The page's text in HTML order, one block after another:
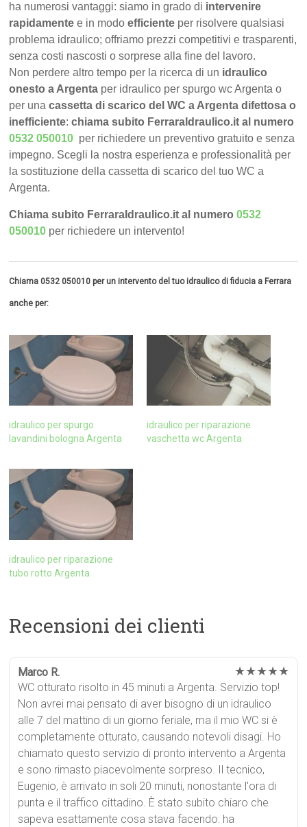
ha numerosi vantaggi: siamo in grado di intervenire
rapidamente e in modoefficiente per risolvere qualsiasi
problema idraulico; offriamo prezzi competitivi e trasparenti,
senza costi nascosti o sorprese alla fine del lavoro.
Non perdere altro tempo per la ricerca di un idraulico
onesto a Argenta per idraulico per spurgo wc Argenta o
per unacassetta di scarico del WC a Argenta difettosa o
inefficiente:chiama subito FerraraIdraulico.it al numero
0532 050010 per richiedere un preventivo gratuito e senza
impegno. Scegli la nostra esperienza e professionalità per
la sostituzione della cassetta di scarico del tuo WC a
Argenta.
Chiama subito FerraraIdraulico.it al numero0532
050010 per richiedere un intervento!
Chiama 0532 050010 per un intervento del tuo idraulico di fiducia a Ferrara
anche per:
idraulico per spurgo
lavandini bologna Argenta
idraulico per riparazione
vaschetta wc Argenta
idraulico per riparazione
tubo rotto Argenta
Recensioni dei clienti
Marco R. ★★★★★
WC otturato risolto in 45 minuti a Argenta. Servizio top!
Non avrei mai pensato di aver bisogno di un idraulico
alle 7 del mattino di un giorno feriale, ma il mio WC si è
completamente otturato, causando notevoli disagi. Ho
chiamato questo servizio di pronto intervento a Argenta
e sono rimasto piacevolmente sorpreso. Il tecnico,
Eugenio, è arrivato in soli 20 minuti, nonostante l'ora di
punta e il traffico cittadino. È stato subito chiaro che
sapeva esattamente cosa stava facendo: ha